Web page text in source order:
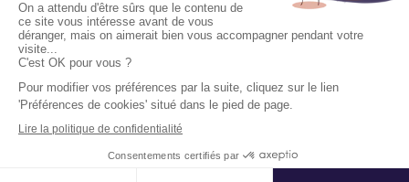
Demander un devis
Copyright © 2026 Kactus Tous droits réservés
Conditions générales d'utilisation
Mentions légales
Signaler un contenu